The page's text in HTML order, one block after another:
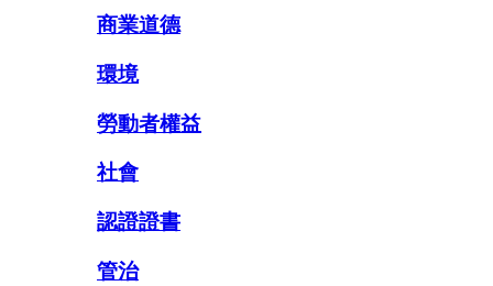
商業道德
環境
勞動者權益
社會
認證證書
管治